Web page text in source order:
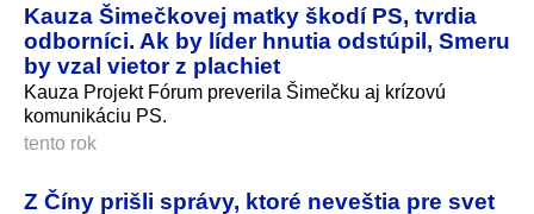
Kauza Šimečkovej matky škodí PS, tvrdia
odborníci. Ak by líder hnutia odstúpil, Smeru
by vzal vietor z plachiet
Kauza Projekt Fórum preverila Šimečku aj krízovú
komunikáciu PS.
tento rok
Z Číny prišli správy, ktoré neveštia pre svet